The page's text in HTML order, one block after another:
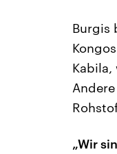
Burgis
„Wir